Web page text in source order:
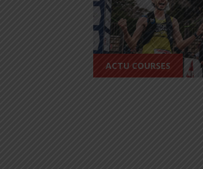
ACTU COURSES